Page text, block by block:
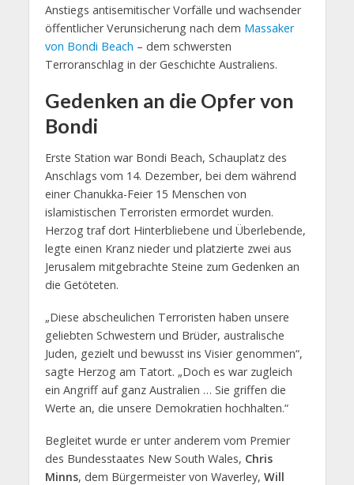
Anstiegs antisemitischer Vorfälle und wachsender
öffentlicher Verunsicherung nach dem Massaker
von Bondi Beach – dem schwersten
Terroranschlag in der Geschichte Australiens.
Gedenken an die Opfer von
Bondi
Erste Station war Bondi Beach, Schauplatz des
Anschlags vom 14. Dezember, bei dem während
einer Chanukka-Feier 15 Menschen von
islamistischen Terroristen ermordet wurden.
Herzog traf dort Hinterbliebene und Überlebende,
legte einen Kranz nieder und platzierte zwei aus
Jerusalem mitgebrachte Steine zum Gedenken an
die Getöteten.
„Diese abscheulichen Terroristen haben unsere
geliebten Schwestern und Brüder, australische
Juden, gezielt und bewusst ins Visier genommen“,
sagte Herzog am Tatort. „Doch es war zugleich
ein Angriff auf ganz Australien … Sie griffen die
Werte an, die unsere Demokratien hochhalten.“
Begleitet wurde er unter anderem vom Premier
des Bundesstaates New South Wales, Chris
Minns, dem Bürgermeister von Waverley, Will